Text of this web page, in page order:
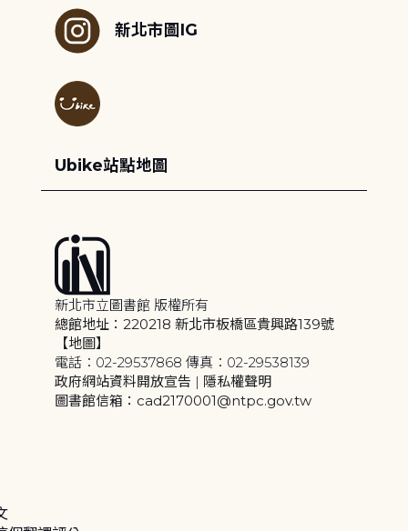
新北市圖IG
Ubike站點地圖
新北市立圖書館 版權所有
總館地址：220218 新北市板橋區貴興路139號
【地圖】
電話：02-29537868 傳真：02-29538139
政府網站資料開放宣告 | 隱私權聲明
圖書館信箱：cad2170001@ntpc.gov.tw